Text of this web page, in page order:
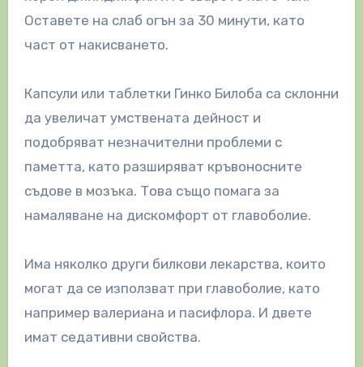
Оставете на слаб огън за 30 минути, като
част от накисването.
Капсули или таблетки Гинко Билоба са склонни
да увеличат умствената дейност и
подобряват незначителни проблеми с
паметта, като разширяват кръвоносните
съдове в мозъка. Това също помага за
намаляване на дискомфорт от главоболие.
Има няколко други билкови лекарства, които
могат да се използват при главоболие, като
например валериана и пасифлора. И двете
имат седативни свойства.